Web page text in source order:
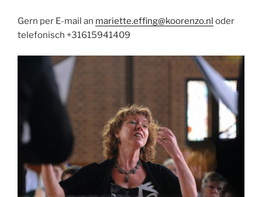
Gern per E-mail an mariette.effing@koorenzo.nl oder
telefonisch +31615941409